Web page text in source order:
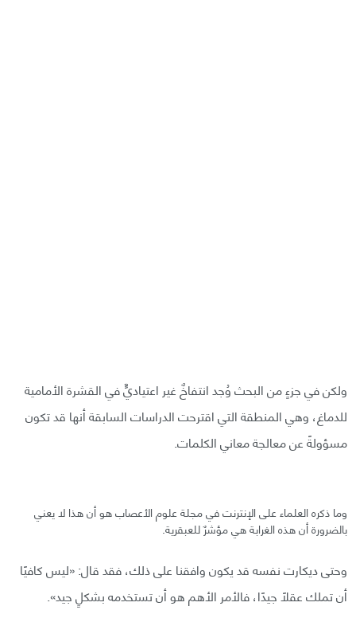
ولكن في جزءٍ من البحث وُجد انتفاخٌ غير اعتياديٍّ في القشرة الأمامية
للدماغ، وهي المنطقة التي اقترحت الدراسات السابقة أنها قد تكون
مسؤولةً عن معالجة معاني الكلمات.
وما ذكره العلماء على الإنترنت في مجلة علوم الأعصاب هو أن هذا لا يعني
بالضرورة أن هذه الغرابة هي مؤشرٌ للعبقرية.
وحتى ديكارت نفسه قد يكون وافقنا على ذلك، فقد قال: «ليس كافيًا
أن تملك عقلًا جيدًا، فالأمر الأهم هو أن تستخدمه بشكلٍ جيد».